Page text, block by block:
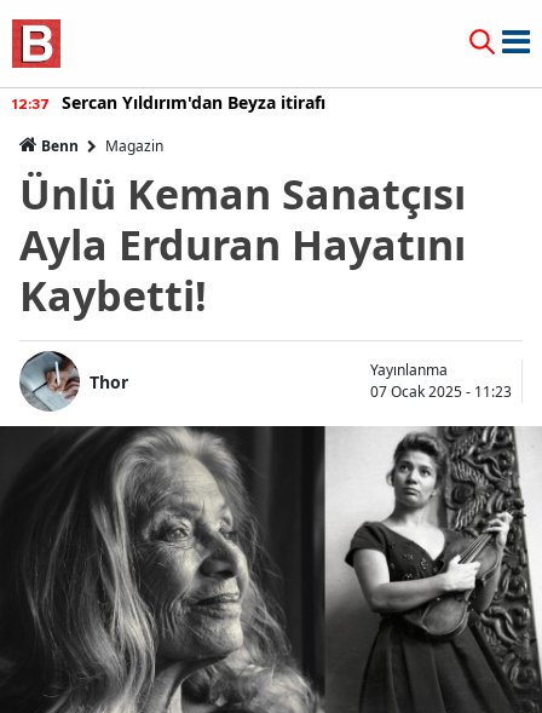
12:37 Sercan Yıldırım'dan Beyza itirafı
Benn Magazin
Ünlü Keman Sanatçısı
Ayla Erduran Hayatını
Kaybetti!
Thor
Yayınlanma
07 Ocak 2025 - 11:23